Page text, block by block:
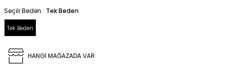
Seçili Beden : Tek Beden
Tek Beden
HANGİ MAĞAZADA VAR